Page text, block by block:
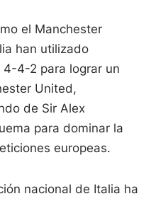
el Manchester
han utilizado
4-2 para lograr un
United,
de Sir Alex
para dominar la
europeas.
nacional de Italia ha